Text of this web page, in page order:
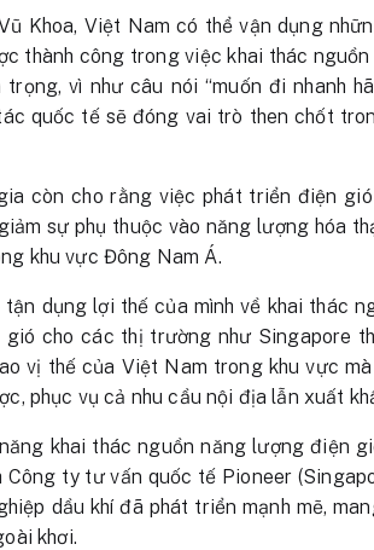
Khoa, Việt Nam có thể vận dụng
thành công trong việc khai thác
vì như câu nói “muốn đi nhanh
tác quốc tế sẽ đóng vai trò then chốt
còn cho rằng việc phát triển điện
sự phụ thuộc vào năng lượng hóa
khu vực Đông Nam Á.
dụng lợi thế của mình về khai thác
cho các thị trường như Singapore
vị thế của Việt Nam trong khu vực
phục vụ cả nhu cầu nội địa lẫn xuất
khai thác nguồn năng lượng điện
Công ty tư vấn quốc tế Pioneer
dầu khí đã phát triển mạnh mẽ,
khơi.